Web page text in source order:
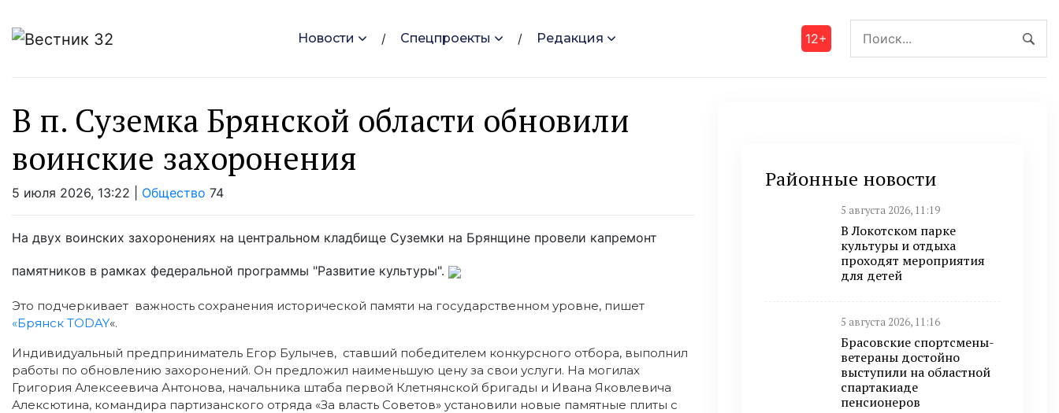
Новости Спецпроекты Редакция 12+
В п. Суземка Брянской области обновили
воинские захоронения
5 июля 2026, 13:22 | Общество 74
На двух воинских захоронениях на центральном кладбище Суземки на Брянщине провели капремонт
памятников в рамках федеральной программы "Развитие культуры".
Это подчеркивает важность сохранения исторической памяти на государственном уровне, пишет
«Брянск TODAY«.
Индивидуальный предприниматель Егор Булычев, ставший победителем конкурсного отбора, выполнил
работы по обновлению захоронений. Он предложил наименьшую цену за свои услуги. На могилах
Григория Алексеевича Антонова, начальника штаба первой Клетнянской бригады и Ивана Яковлевича
Алексютина, командира партизанского отряда «За власть Советов» установили новые памятные плиты с
Районные новости
5 августа 2026, 11:19
В Локотском парке
культуры и отдыха
проходят мероприятия
для детей
5 августа 2026, 11:16
Брасовские спортсмены-
ветераны достойно
выступили на областной
спартакиаде
пенсионеров